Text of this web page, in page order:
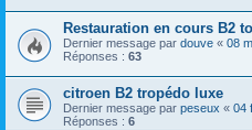
Restauration en cours B2
Dernier message par douve « 08
Réponses : 63
citroen B2 tropédo luxe
Dernier message par peseux « 04
Réponses : 6